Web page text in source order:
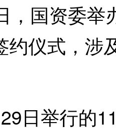
国资委举
约仪式，涉
举行的11